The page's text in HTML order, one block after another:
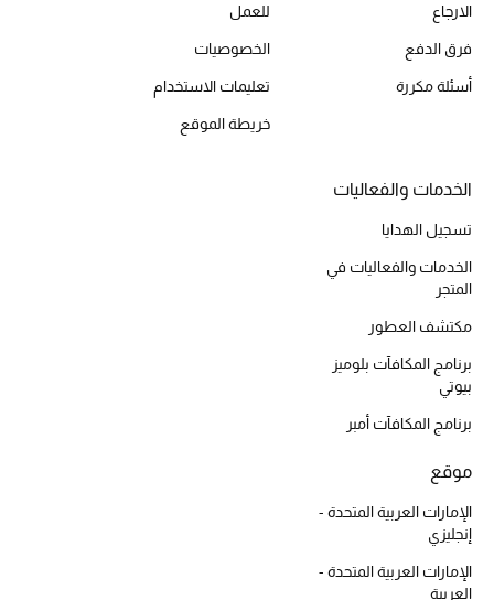
جميع الإكسسورات النسائية
الموسم الجديد
الحقائب النسائية
دليل ملتزمات الحقائب
الارجاع
فرق الدفع
أسئلة مكررة
للعمل
الخصوصيات
تعليمات الاستخدام
خريطة الموقع
الخدمات والفعاليات
تسجيل الهدايا
الخدمات والفعاليات في
المتجر
مكتشف العطور
برنامج المكافآت بلوميز
بيوتي
برنامج المكافآت أمبر
موقع
الإمارات العربية المتحدة -
إنجليزي
الإمارات العربية المتحدة -
العربية